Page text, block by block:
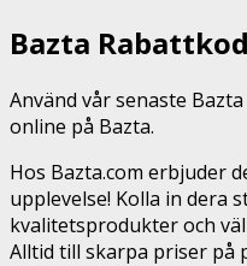
Bazta Rabattkod
Använd vår senaste
online på Bazta.
Hos Bazta.com erbjuder
upplevelse! Kolla in dera
kvalitetsprodukter och
Alltid till skarpa priser på